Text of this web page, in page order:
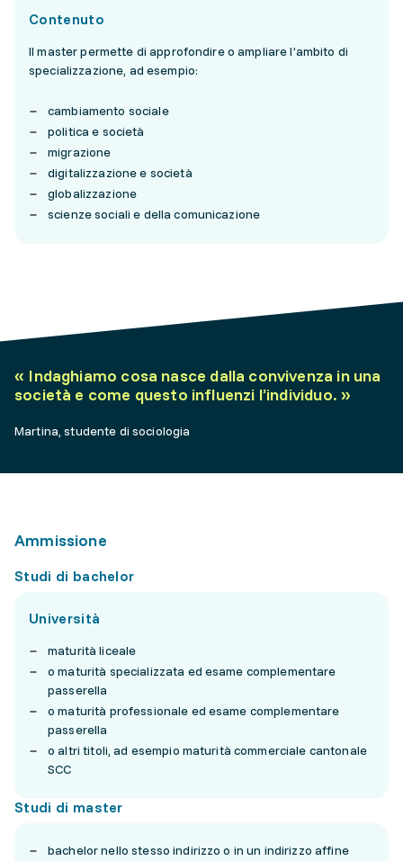
Contenuto
Il master permette di approfondire o ampliare l’ambito di
specializzazione, ad esempio:
cambiamento sociale
politica e società
migrazione
digitalizzazione e società
globalizzazione
scienze sociali e della comunicazione
« Indaghiamo cosa nasce dalla convivenza in una
società e come questo influenzi l’individuo. »
Martina, studente di sociologia
Ammissione
Studi di bachelor
Università
maturità liceale
o maturità specializzata ed esame complementare
passerella
o maturità professionale ed esame complementare
passerella
o altri titoli, ad esempio maturità commerciale cantonale
SCC
Studi di master
bachelor nello stesso indirizzo o in un indirizzo affine